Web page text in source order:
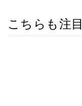
こちらも注目